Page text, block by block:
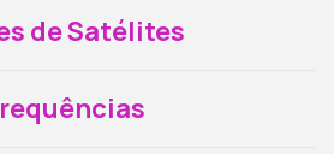
de Satélites